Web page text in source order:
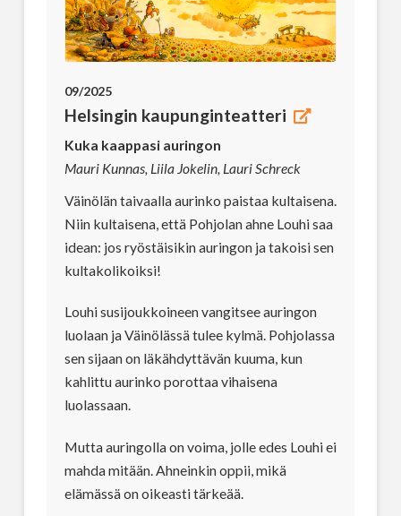
09/2025
Helsingin kaupunginteatteri
Kuka kaappasi auringon
Mauri Kunnas, Liila Jokelin, Lauri Schreck
Väinölän taivaalla aurinko paistaa kultaisena.
Niin kultaisena, että Pohjolan ahne Louhi saa
idean: jos ryöstäisikin auringon ja takoisi sen
kultakolikoiksi!
Louhi susijoukkoineen vangitsee auringon
luolaan ja Väinölässä tulee kylmä. Pohjolassa
sen sijaan on läkähdyttävän kuuma, kun
kahlittu aurinko porottaa vihaisena
luolassaan.
Mutta auringolla on voima, jolle edes Louhi ei
mahda mitään. Ahneinkin oppii, mikä
elämässä on oikeasti tärkeää.